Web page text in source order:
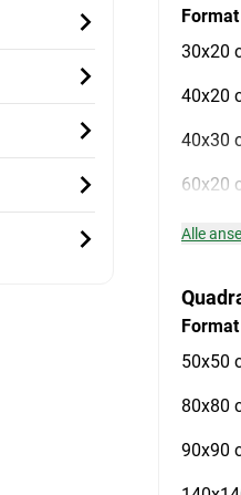
Format
30x20
40x20
40x30
60x20
Alle
Format
50x50
80x80
90x90